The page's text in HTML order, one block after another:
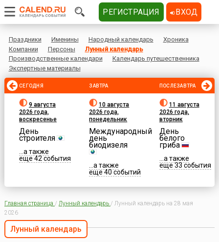
Праздники Именины Народный календарь
Хроника
Компании
Персоны
Лунный календарь
Производственные календари
Календарь путешественника
Экспертные материалы
СЕГОДНЯ
9 августа
2026 года,
воскресенье
День
строителя
...а также
еще 42 события
ЗАВТРА
10 августа
2026 года,
понедельник
Международный
день
биодизеля
...а также
еще 40 событий
ПОСЛЕЗАВТРА
11 августа
2026 года,
вторник
День
белого
гриба
...а также
еще 33 события
Главная страница / Лунный календарь / Лунный календарь на 28 мая
2026
Лунный календарь
РЕГИСТРАЦИЯ ВХОД